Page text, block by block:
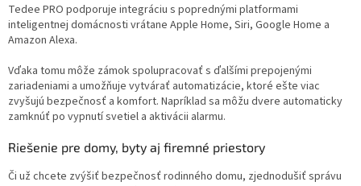
Tedee PRO podporuje integráciu s poprednými platformami
inteligentnej domácnosti vrátane Apple Home, Siri, Google Home a
Amazon Alexa.
Vďaka tomu môže zámok spolupracovať s ďalšími prepojenými
zariadeniami a umožňuje vytvárať automatizácie, ktoré ešte viac
zvyšujú bezpečnosť a komfort. Napríklad sa môžu dvere automaticky
zamknúť po vypnutí svetiel a aktivácii alarmu.
Riešenie pre domy, byty aj firemné priestory
Či už chcete zvýšiť bezpečnosť rodinného domu, zjednodušiť správu